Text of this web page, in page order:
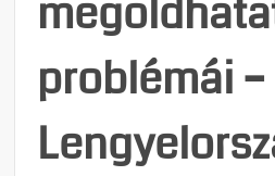
problémái